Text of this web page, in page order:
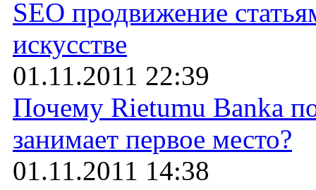
SEO продвижение
искусстве
01.11.2011 22:39
Почему Rietumu Banka
занимает первое место?
01.11.2011 14:38